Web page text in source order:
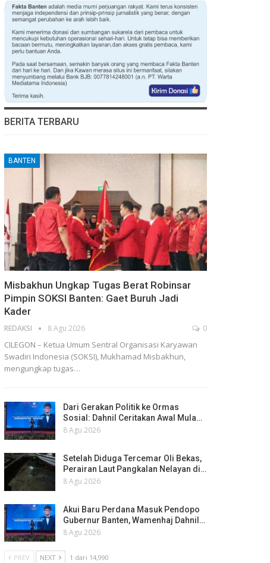
BERITA TERBARU
BANTEN
Misbakhun Ungkap Tugas Berat Robinsar
Pimpin SOKSI Banten: Gaet Buruh Jadi
Kader
REDAKSI 8 Agu 2026 0
CILEGON – Ketua Umum Sentral Organisasi Karyawan
Swadiri Indonesia (SOKSI), Mukhamad Misbakhun,
mengungkap tugas…
Dari Gerakan Politik ke Ormas
Sosial: Dahnil Ceritakan Awal Mula…
8 Agu 2026
Setelah Diduga Tercemar Oli Bekas,
Perairan Laut Pangkalan Nelayan di…
8 Agu 2026
Akui Baru Perdana Masuk Pendopo
Gubernur Banten, Wamenhaj Dahnil…
8 Agu 2026
PREV NEXT 1 dari 14,990